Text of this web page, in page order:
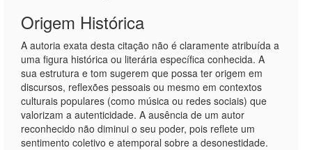
Origem Histórica
A autoria exata desta citação não é claramente atribuída a
uma figura histórica ou literária específica conhecida. A
sua estrutura e tom sugerem que possa ter origem em
discursos, reflexões pessoais ou mesmo em contextos
culturais populares (como música ou redes sociais) que
valorizam a autenticidade. A ausência de um autor
reconhecido não diminui o seu poder, pois reflete um
sentimento coletivo e atemporal sobre a desonestidade.